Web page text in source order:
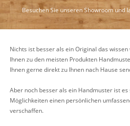
Besuchen Sie unseren Showroom und
Nichts ist besser als ein Original das
Ihnen zu den meisten Produkten
Ihnen gerne direkt zu Ihnen nach Hause
Aber noch besser als ein Handmuster ist
Möglichkeiten einen persönlichen
verschaffen.